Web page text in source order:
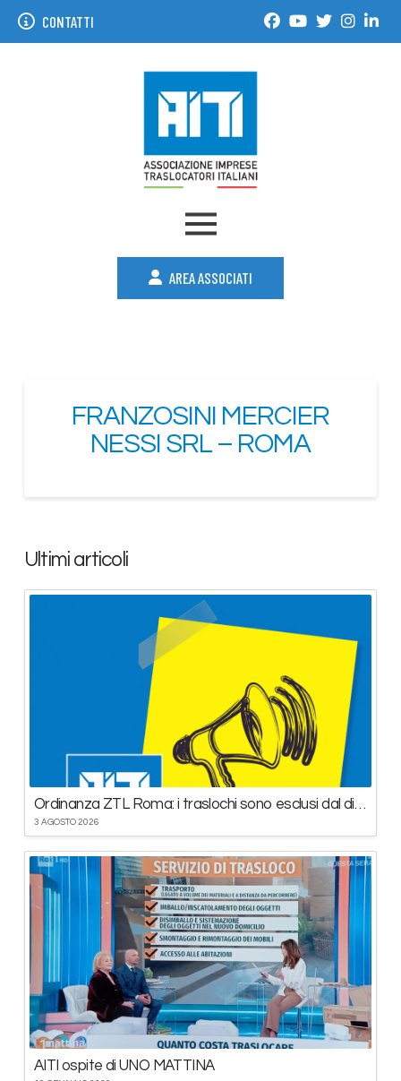
CONTATTI
AREA ASSOCIATI
FRANZOSINI MERCIER
NESSI SRL – ROMA
Ultimi articoli
Ordinanza ZTL Roma: i traslochi sono esclusi dal divieto
3 AGOSTO 2026
AITI ospite di UNO MATTINA